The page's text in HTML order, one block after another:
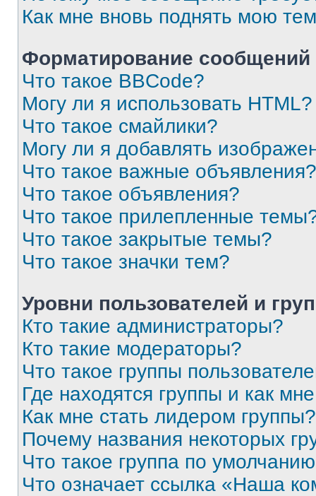
Как мне вновь поднять мою
Форматирование
Что такое BBCode?
Могу ли я использовать HTML?
Что такое смайлики?
Могу ли я добавлять
Что такое важные объявления?
Что такое объявления?
Что такое прилепленные
Что такое закрытые темы?
Что такое значки тем?
Уровни пользователей и
Кто такие администраторы?
Кто такие модераторы?
Что такое группы
Где находятся группы и как
Как мне стать лидером группы?
Почему названия некоторых
Что такое группа по
Что означает ссылка «Наша